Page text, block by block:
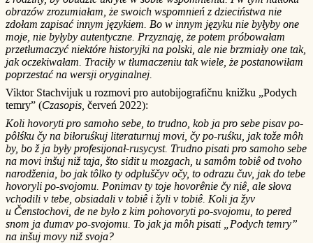
obrazów zrozumiałam, że swoich wspomnień z dzieciństwa nie
zdołam zapisać innym językiem. Bo w innym języku nie byłyby one
moje, nie byłyby autentyczne. Przyznaję, że potem próbowałam
przetłumaczyć niektóre historyjki na polski, ale nie brzmiały one tak,
jak oczekiwałam. Traciły w tłumaczeniu tak wiele, że postanowiłam
poprzestać na wersji oryginalnej.
Viktor Stachvijuk u rozmovi pro autobijografičnu knižku „Podych
temry” (Czasopis , červeń 2022):
Koli hovoryti pro samoho sebe, to trudno, kob ja pro sebe pisav po-
pôlśku čy na biłoruśkuj literaturnuj movi, čy po-ruśku, jak tože môh
by, bo ž ja były profesijonał-rusycyst. Trudno pisati pro samoho sebe
na movi inšuj niž taja, što sidit u mozgach, u samôm tobiê od tvoho
narodženia, bo jak tôlko ty odpluščyv očy, to odrazu čuv, jak do tebe
hovoryli po-svojomu. Ponimav ty toje hovorênie čy niê, ale słova
vchodili v tebe, obsiadali v tobiê i žyli v tobiê. Koli ja žyv
u Čenstochovi, de ne było z kim pohovoryti po-svojomu, to pered
snom ja dumav po-svojomu. To jak ja môh pisati „Podych temry”
na inšuj movy niž svoja?